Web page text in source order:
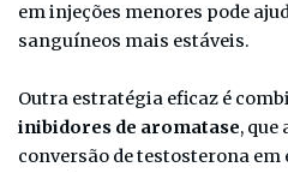
em injeções menores pode
sanguíneos mais estáveis.
Outra estratégia eficaz é
inibidores de aromatase, que
conversão de testosterona